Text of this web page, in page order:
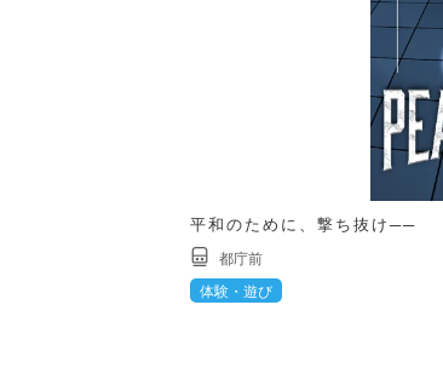
平和のために、撃ち抜け──
都庁前
体験・遊び